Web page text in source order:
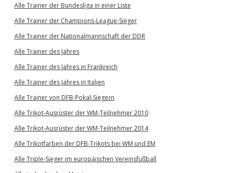
Alle Trainer der Bundesliga in einer Liste
Alle Trainer der Champions-League-Sieger
Alle Trainer der Nationalmannschaft der DDR
Alle Trainer des Jahres
Alle Trainer des Jahres in Frankreich
Alle Trainer des Jahres in Italien
Alle Trainer von DFB-Pokal-Siegern
Alle Trikot-Ausrüster der WM-Teilnehmer 2010
Alle Trikot-Ausrüster der WM-Teilnehmer 2014
Alle Trikotfarben der DFB-Trikots bei WM und EM
Alle Triple-Sieger im europäischen Vereinsfußball